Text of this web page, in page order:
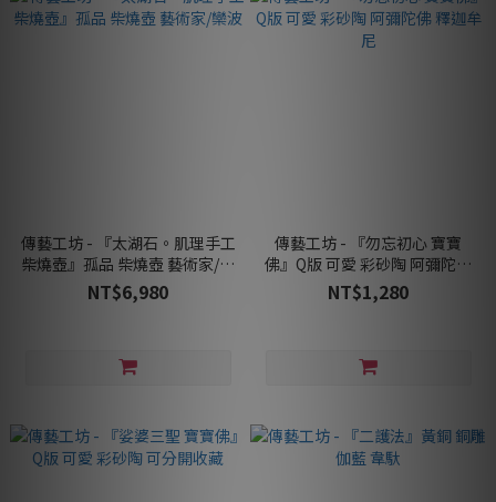
傳藝工坊 - 『太湖石。肌理手工
柴燒壺』孤品 柴燒壺 藝術家/欒
波
NT$6,980
傳藝工坊 - 『勿忘初心 寶寶
佛』Q版 可愛 彩砂陶 阿彌陀佛
釋迦牟尼
NT$1,280